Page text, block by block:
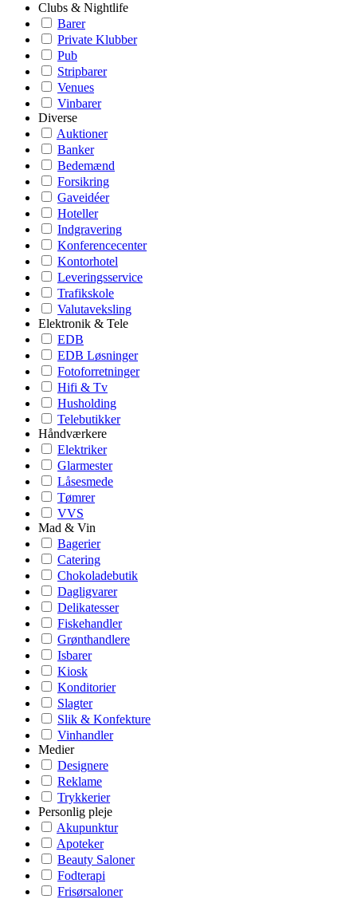
Clubs & Nightlife
Barer
Private Klubber
Pub
Stripbarer
Venues
Vinbarer
Diverse
Auktioner
Banker
Bedemænd
Forsikring
Gaveidéer
Hoteller
Indgravering
Konferencecenter
Kontorhotel
Leveringsservice
Trafikskole
Valutaveksling
Elektronik & Tele
EDB
EDB Løsninger
Fotoforretninger
Hifi & Tv
Husholding
Telebutikker
Håndværkere
Elektriker
Glarmester
Låsesmede
Tømrer
VVS
Mad & Vin
Bagerier
Catering
Chokoladebutik
Dagligvarer
Delikatesser
Fiskehandler
Grønthandlere
Isbarer
Kiosk
Konditorier
Slagter
Slik & Konfekture
Vinhandler
Medier
Designere
Reklame
Trykkerier
Personlig pleje
Akupunktur
Apoteker
Beauty Saloner
Fodterapi
Frisørsaloner